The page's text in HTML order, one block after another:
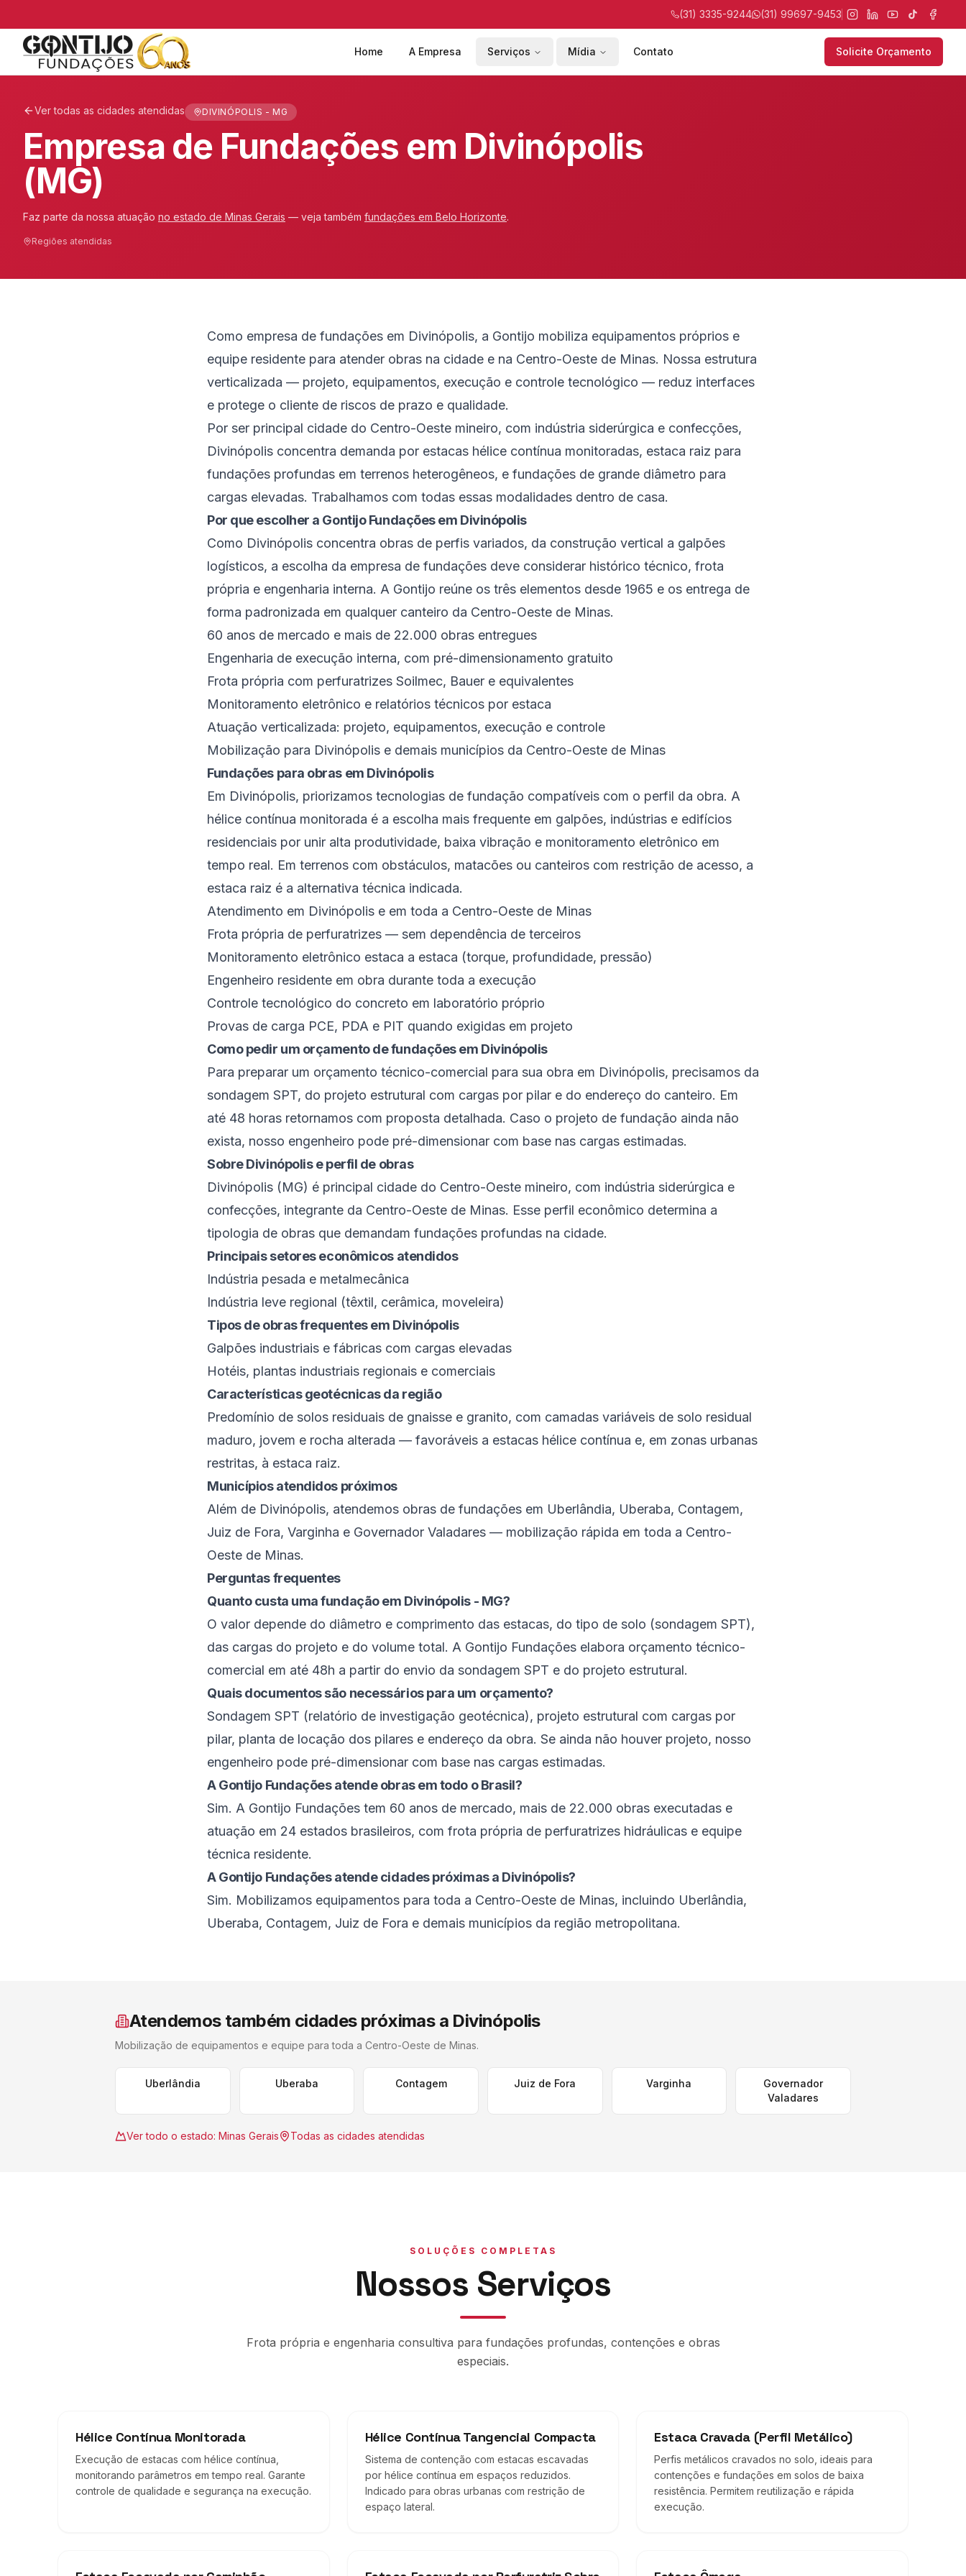
(31) 3335-9244 (31) 99697-9453
Home A Empresa Serviços Mídia Contato Solicite Orçamento
Ver todas as cidades atendidas DIVINÓPOLIS - MG
Empresa de Fundações em Divinópolis
(MG)
Faz parte da nossa atuação no estado de Minas Gerais — veja também fundações em Belo Horizonte.
Regiões atendidas
Como empresa de fundações em Divinópolis, a Gontijo mobiliza equipamentos próprios e
equipe residente para atender obras na cidade e na Centro-Oeste de Minas. Nossa estrutura
verticalizada — projeto, equipamentos, execução e controle tecnológico — reduz interfaces
e protege o cliente de riscos de prazo e qualidade.
Por ser principal cidade do Centro-Oeste mineiro, com indústria siderúrgica e confecções,
Divinópolis concentra demanda por estacas hélice contínua monitoradas, estaca raiz para
fundações profundas em terrenos heterogêneos, e fundações de grande diâmetro para
cargas elevadas. Trabalhamos com todas essas modalidades dentro de casa.
Por que escolher a Gontijo Fundações em Divinópolis
Como Divinópolis concentra obras de perfis variados, da construção vertical a galpões
logísticos, a escolha da empresa de fundações deve considerar histórico técnico, frota
própria e engenharia interna. A Gontijo reúne os três elementos desde 1965 e os entrega de
forma padronizada em qualquer canteiro da Centro-Oeste de Minas.
60 anos de mercado e mais de 22.000 obras entregues
Engenharia de execução interna, com pré-dimensionamento gratuito
Frota própria com perfuratrizes Soilmec, Bauer e equivalentes
Monitoramento eletrônico e relatórios técnicos por estaca
Atuação verticalizada: projeto, equipamentos, execução e controle
Mobilização para Divinópolis e demais municípios da Centro-Oeste de Minas
Fundações para obras em Divinópolis
Em Divinópolis, priorizamos tecnologias de fundação compatíveis com o perfil da obra. A
hélice contínua monitorada é a escolha mais frequente em galpões, indústrias e edifícios
residenciais por unir alta produtividade, baixa vibração e monitoramento eletrônico em
tempo real. Em terrenos com obstáculos, matacões ou canteiros com restrição de acesso, a
estaca raiz é a alternativa técnica indicada.
Atendimento em Divinópolis e em toda a Centro-Oeste de Minas
Frota própria de perfuratrizes — sem dependência de terceiros
Monitoramento eletrônico estaca a estaca (torque, profundidade, pressão)
Engenheiro residente em obra durante toda a execução
Controle tecnológico do concreto em laboratório próprio
Provas de carga PCE, PDA e PIT quando exigidas em projeto
Como pedir um orçamento de fundações em Divinópolis
Para preparar um orçamento técnico-comercial para sua obra em Divinópolis, precisamos da
sondagem SPT, do projeto estrutural com cargas por pilar e do endereço do canteiro. Em
até 48 horas retornamos com proposta detalhada. Caso o projeto de fundação ainda não
exista, nosso engenheiro pode pré-dimensionar com base nas cargas estimadas.
SobreDivinópolise perfil de obras
Divinópolis (MG) é principal cidade do Centro-Oeste mineiro, com indústria siderúrgica e
confecções, integrante da Centro-Oeste de Minas. Esse perfil econômico determina a
tipologia de obras que demandam fundações profundas na cidade.
Principais setores econômicos atendidos
Indústria pesada e metalmecânica
Indústria leve regional (têxtil, cerâmica, moveleira)
Tipos de obras frequentes em Divinópolis
Galpões industriais e fábricas com cargas elevadas
Hotéis, plantas industriais regionais e comerciais
Características geotécnicas da região
Predomínio de solos residuais de gnaisse e granito, com camadas variáveis de solo residual
maduro, jovem e rocha alterada — favoráveis a estacas hélice contínua e, em zonas urbanas
restritas, à estaca raiz.
Municípios atendidos próximos
Além de Divinópolis, atendemos obras de fundações em Uberlândia, Uberaba, Contagem,
Juiz de Fora, Varginha e Governador Valadares — mobilização rápida em toda a Centro-
Oeste de Minas.
Perguntas frequentes
Quanto custa uma fundação em Divinópolis - MG?
O valor depende do diâmetro e comprimento das estacas, do tipo de solo (sondagem SPT),
das cargas do projeto e do volume total. A Gontijo Fundações elabora orçamento técnico-
comercial em até 48h a partir do envio da sondagem SPT e do projeto estrutural.
Quais documentos são necessários para um orçamento?
Sondagem SPT (relatório de investigação geotécnica), projeto estrutural com cargas por
pilar, planta de locação dos pilares e endereço da obra. Se ainda não houver projeto, nosso
engenheiro pode pré-dimensionar com base nas cargas estimadas.
A Gontijo Fundações atende obras em todo o Brasil?
Sim. A Gontijo Fundações tem 60 anos de mercado, mais de 22.000 obras executadas e
atuação em 24 estados brasileiros, com frota própria de perfuratrizes hidráulicas e equipe
técnica residente.
A Gontijo Fundações atende cidades próximas a Divinópolis?
Sim. Mobilizamos equipamentos para toda a Centro-Oeste de Minas, incluindo Uberlândia,
Uberaba, Contagem, Juiz de Fora e demais municípios da região metropolitana.
Atendemos também cidades próximas a Divinópolis
Mobilização de equipamentos e equipe para toda a Centro-Oeste de Minas.
Uberlândia Uberaba Contagem Juiz de Fora Varginha
Governador
Valadares
Ver todo o estado: Minas Gerais Todas as cidades atendidas
SOLUÇÕES COMPLETAS
Nossos Serviços
Frota própria e engenharia consultiva para fundações profundas, contenções e obras
especiais.
Hélice Contínua Monitorada
Execução de estacas com hélice contínua,
monitorando parâmetros em tempo real. Garante
controle de qualidade e segurança na execução.
Hélice Contínua Tangencial Compacta
Sistema de contenção com estacas escavadas
por hélice contínua em espaços reduzidos.
Indicado para obras urbanas com restrição de
espaço lateral.
Estaca Cravada (Perfil Metálico)
Perfis metálicos cravados no solo, ideais para
contenções e fundações em solos de baixa
resistência. Permitem reutilização e rápida
execução.